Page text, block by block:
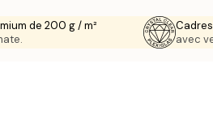
de 200 g / m²
avec